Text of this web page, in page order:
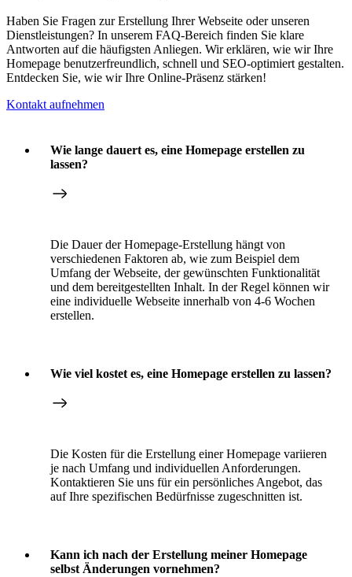
Haben Sie Fragen zur Erstellung Ihrer Webseite oder unseren
Dienstleistungen? In unserem FAQ-Bereich finden Sie klare
Antworten auf die häufigsten Anliegen. Wir erklären, wie wir Ihre
Homepage benutzerfreundlich, schnell und SEO-optimiert gestalten.
Entdecken Sie, wie wir Ihre Online-Präsenz stärken!
Kontakt aufnehmen
Wie lange dauert es, eine Homepage erstellen zu
lassen?
Die Dauer der Homepage-Erstellung hängt von
verschiedenen Faktoren ab, wie zum Beispiel dem
Umfang der Webseite, der gewünschten Funktionalität
und dem bereitgestellten Inhalt. In der Regel können wir
eine individuelle Webseite innerhalb von 4-6 Wochen
erstellen.
Wie viel kostet es, eine Homepage erstellen zu lassen?
Die Kosten für die Erstellung einer Homepage variieren
je nach Umfang und individuellen Anforderungen.
Kontaktieren Sie uns für ein persönliches Angebot, das
auf Ihre spezifischen Bedürfnisse zugeschnitten ist.
Kann ich nach der Erstellung meiner Homepage
selbst Änderungen vornehmen?